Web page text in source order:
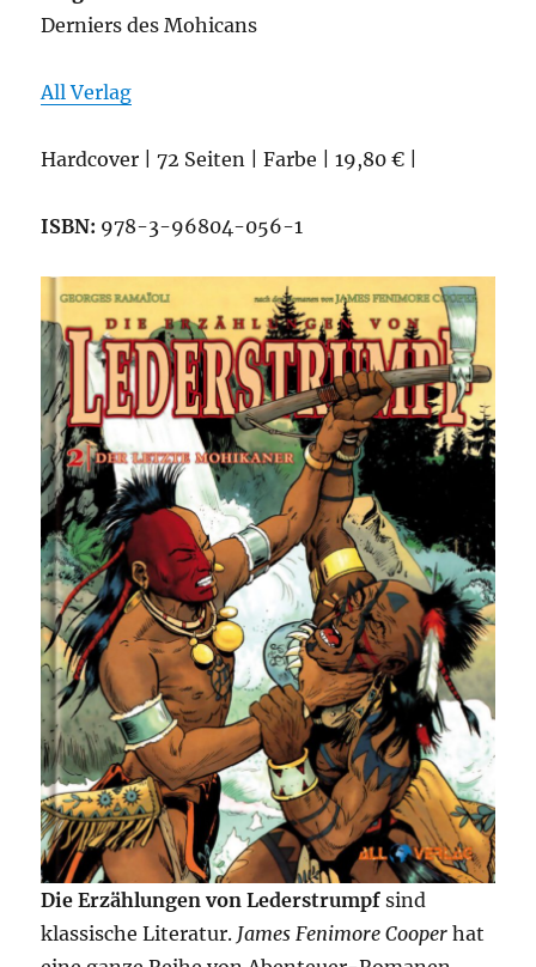
Derniers des Mohicans
All Verlag
Hardcover | 72 Seiten | Farbe | 19,80 € |
ISBN: 978-3-96804-056-1
Die Erzählungen von Lederstrumpf sind
klassische Literatur. James Fenimore Cooper hat